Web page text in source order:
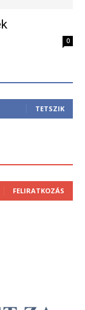
0
TETSZIK
FELIRATKOZÁS